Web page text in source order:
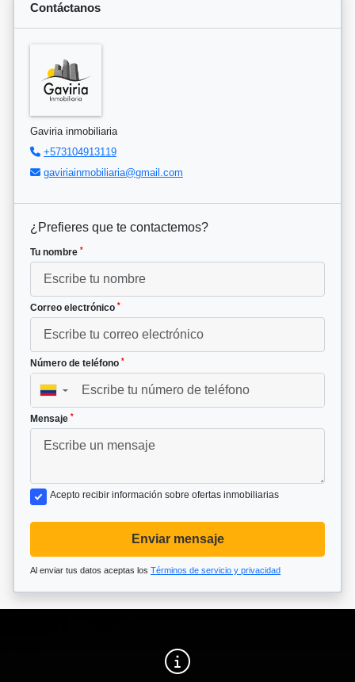
Contáctanos
Gaviria inmobiliaria
+573104913119
gaviriainmobiliaria@gmail.com
¿Prefieres que te contactemos?
Tu nombre *
Correo electrónico *
Número de teléfono *
▼
Mensaje *
Acepto recibir información sobre ofertas inmobiliarias
Enviar mensaje
Al enviar tus datos aceptas los Términos de servicio y privacidad